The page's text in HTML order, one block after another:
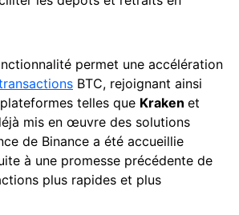
permet une accélération
BTC, rejoignant ainsi
telles que Kraken et
mis en œuvre des solutions
de Binance a été accueillie
à une promesse précédente de
plus rapides et plus